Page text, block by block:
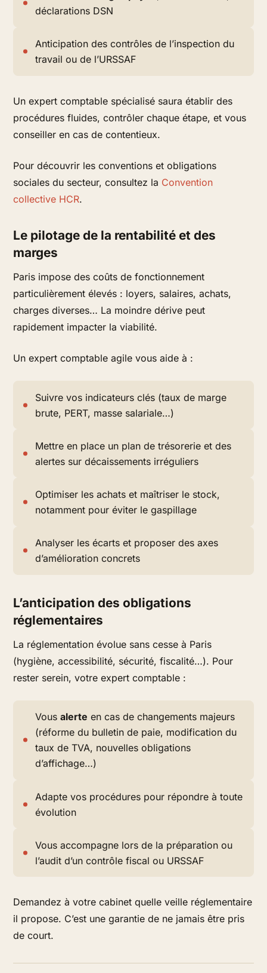
déclarations DSN
Anticipation des contrôles de l’inspection du
travail ou de l’URSSAF
Un expert comptable spécialisé saura établir des
procéduresfluides, contrôler chaque étape, et vous
conseiller en cas de contentieux.
Pour découvrir les conventions et obligations
sociales du secteur, consultez la Convention
collective HCR.
Le pilotage de la rentabilité et des
marges
Paris impose des coûts de fonctionnement
particulièrement élevés : loyers, salaires, achats,
charges diverses… La moindre dérive peut
rapidement impacter la viabilité.
Un expert comptable agile vous aide à :
Suivre vos indicateurs clés (taux de marge
brute, PERT, masse salariale…)
Mettre en place un plan de trésorerie etdes
alertes sur décaissements irréguliers
Optimiser les achats et maîtriser le stock,
notamment pour éviter le gaspillage
Analyser les écarts et proposer des axes
d’amélioration concrets
L’anticipation des obligations
réglementaires
La réglementation évolue sans cesse à Paris
(hygiène, accessibilité, sécurité, fiscalité…). Pour
rester serein, votre expert comptable :
Vousalerte en cas de changements majeurs
(réforme du bulletin de paie, modification du
taux de TVA, nouvelles obligations
d’affichage…)
Adapte vos procédures pour répondre à toute
évolution
Vous accompagne lors de la préparation ou
l’audit d’un contrôle fiscal ou URSSAF
Demandez à votre cabinet quelleveille réglementaire
il propose. C’est une garantie de ne jamais être pris
de court.